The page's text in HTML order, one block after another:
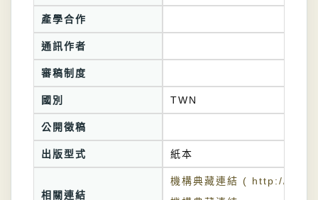
產學合作
通訊作者
審稿制度
國別 TWN
公開徵稿
出版型式 紙本
相關連結
機構典藏連結 ( http://